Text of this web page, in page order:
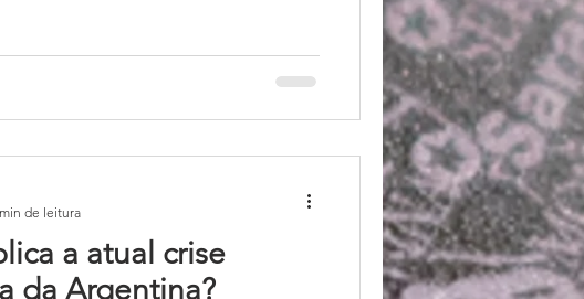
a atual crise
da Argentina?
de leitura